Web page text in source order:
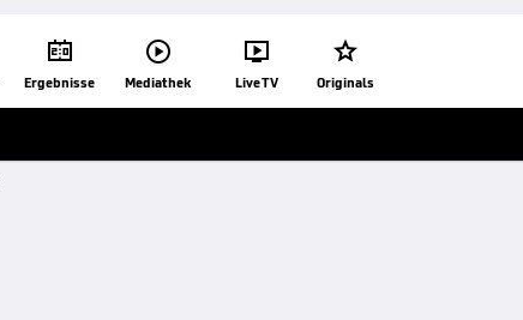

Ergebnisse

Mediathek

Live TV

Originals